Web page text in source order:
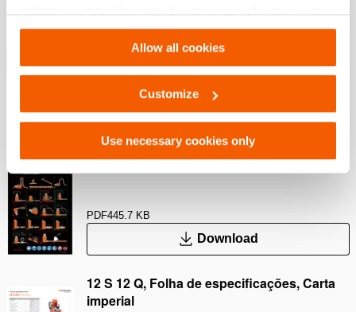
Settings. See ourcookiestatement.
Allow all cookies
Customize
Use necessary cookies only
Excluindo válvula de controlo de acionamento simples
ou acionamento duplo
Downloads
Safety Guide – Hydraulic hoses & couplers
PDF445.7 KB
Download
12 S 12 Q, Folha de especificações, Carta
imperial